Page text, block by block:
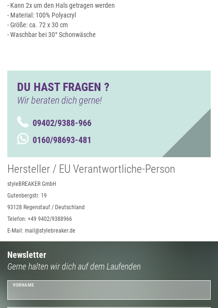
- Kann 2x um den Hals getragen werden
- Material: 100% Polyacryl
- Größe: ca. 72 x 30 cm
- Waschbar bei 30° Schonwäsche
DU HAST FRAGEN ?
Wir beraten dich gerne!
09402/9388-966
0160/98693-481
Hersteller / EU Verantwortliche-Person
styleBREAKER GmbH
Gutenbergstr. 19
93128 Regenstauf / Deutschland
Telefon: +49 9402/9388966
E-Mail: mail@stylebreaker.de
Newsletter
Gerne halten wir dich auf dem Laufenden
VORNAME